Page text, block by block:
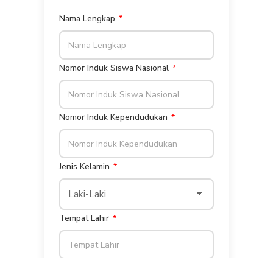
Nama Lengkap
Nomor Induk Siswa Nasional
Nomor Induk Kependudukan
Jenis Kelamin
Tempat Lahir